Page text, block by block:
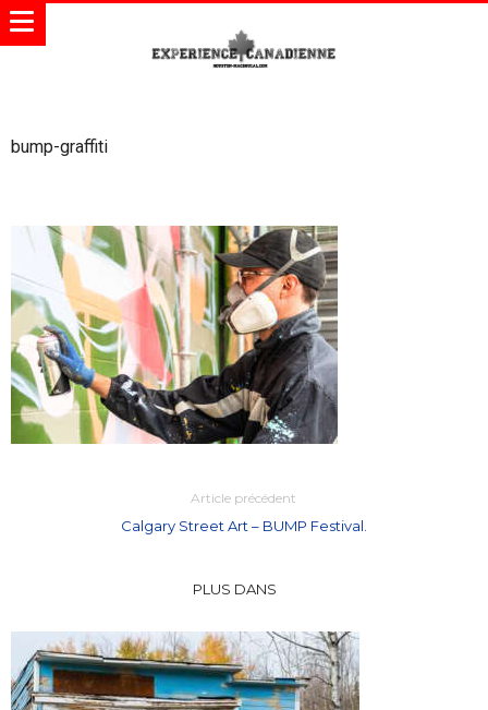
bump-graffiti
Article précédent
Calgary Street Art – BUMP Festival.
PLUS DANS